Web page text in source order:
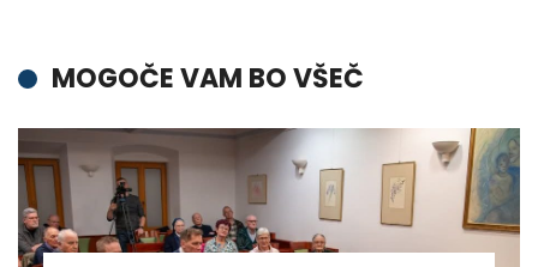
MOGOČE VAM BO VŠEČ